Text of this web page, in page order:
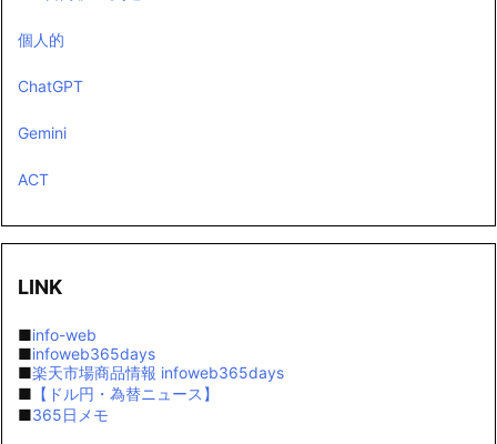
個人的
ChatGPT
Gemini
ACT
LINK
■info-web
■infoweb365days
■楽天市場商品情報 infoweb365days
■ 【ドル円・為替ニュース】
■365日メモ